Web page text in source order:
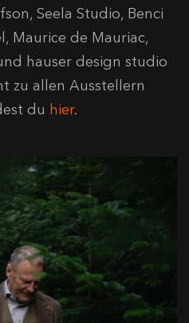
Seela Studio, Benci
Maurice de Mauriac,
hauser design studio
zu allen Ausstellern
du hier.